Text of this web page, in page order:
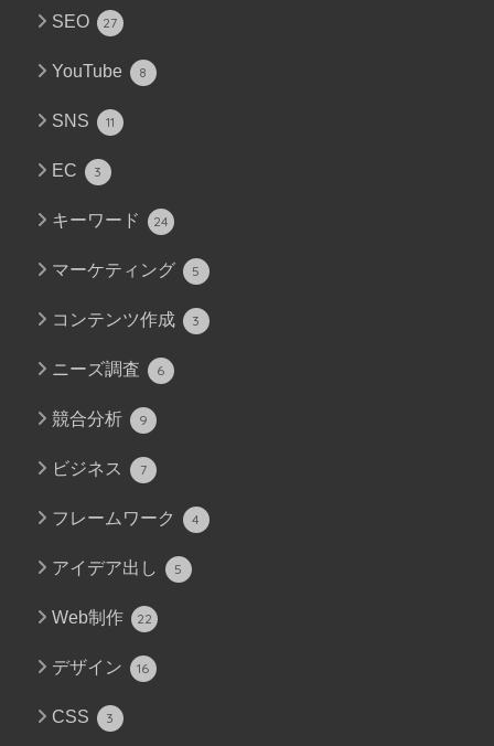
SEO 27
YouTube 8
SNS 11
EC 3
キーワード 24
マーケティング 5
コンテンツ作成 3
ニーズ調査 6
競合分析 9
ビジネス 7
フレームワーク 4
アイデア出し 5
Web制作 22
デザイン 16
CSS 3